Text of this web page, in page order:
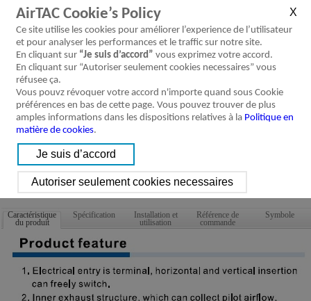
4STV Series Solenoid valve(3/2 way)
Télécharger
Caractéristique
du produit
Spécification Installation et
utilisation
Référence de
commande
Symbole
AirTAC Cookie’s Policy
Ce site utilise les cookies pour améliorer l’experience de l’utilisateur
et pour analyser les performances et le traffic sur notre site.
En cliquant sur “Je suis d’accord” vous exprimez votre accord.
En cliquant sur “Autoriser seulement cookies necessaires” vous
réfusee ça.
Vous pouvz révoquer votre accord n'importe quand sous Cookie
préférences en bas de cette page. Vous pouvez trouver de plus
amples informations dans les dispositions relatives à la Politique en
matière de cookies.